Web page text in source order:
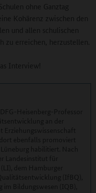
ohne Ganztag
Kohärenz zwischen den
und allen schulischen
zu erreichen, herzustellen.
Interview!